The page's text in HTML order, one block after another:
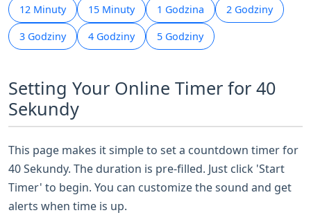
12 Minuty 15 Minuty 1 Godzina 2 Godziny
3 Godziny 4 Godziny 5 Godziny
Setting Your Online Timer for 40
Sekundy
This page makes it simple to set a countdown timer for
40 Sekundy. The duration is pre-filled. Just click 'Start
Timer' to begin. You can customize the sound and get
alerts when time is up.